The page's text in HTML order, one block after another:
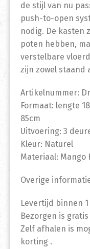
de stijl van nu
push-to-open
nodig. De kasten
poten hebben,
verstelbare
zijn zowel staand
Artikelnummer:
Formaat: lengte
85cm
Uitvoering: 3
Kleur: Naturel
Materiaal: Mango
Overige
Levertijd binnen
Bezorgen is
Zelf afhalen is
korting .